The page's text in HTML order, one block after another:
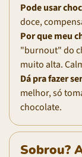
Pode usar
doce,
Por que meu
"burnout" do
muito alta.
Dá pra fazer
melhor, só
chocolate.
Sobrou?